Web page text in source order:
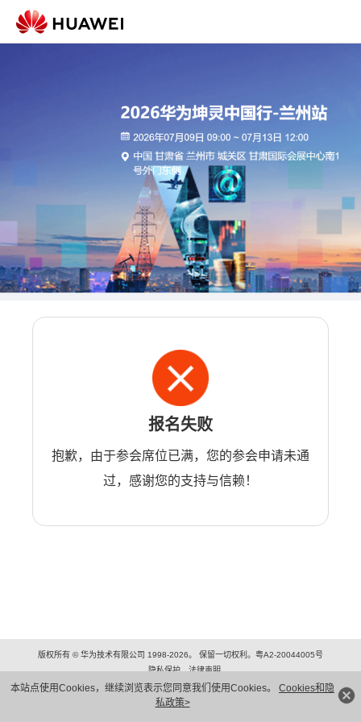
本站点使用Cookies，继续浏览表示您同意我们使用Cookies。 Cookies和隐
私政策>
报名失败
抱歉，由于参会席位已满，您的参会申请未通
过，感谢您的支持与信赖！
版权所有 © 华为技术有限公司 1998-2026。 保留一切权利。粤A2-20044005号
隐私保护
法律声明